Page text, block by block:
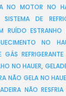
NO MOTOR NO
SISTEMA DE
RUÍDO ESTRANHO
NO
NO HAUER,
NÃO GELA NO
NÃO